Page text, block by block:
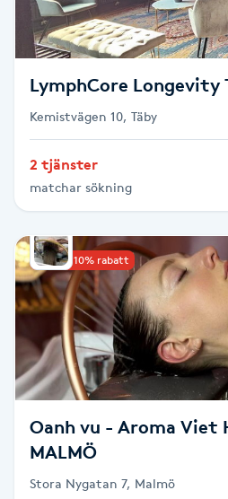
Svettbehandling
T
Tuina-massage
Tandblekning
Tandläkare
Tatuering
Tatueringsborttagning
Terapi
Thaimassage
LymphCore Longevity
Kemistvägen 10, Täby
2 tjänster
matchar sökning
Upp till 10% rabatt
Oanh vu - Aroma Viet
MALMÖ
Stora Nygatan 7, Malmö